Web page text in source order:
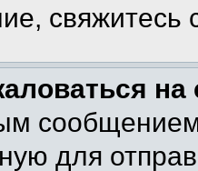
сообщением
для